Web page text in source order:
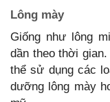
Lông mày
Giống như lông
dần theo thời
thể sử dụng các
dưỡng lông mày